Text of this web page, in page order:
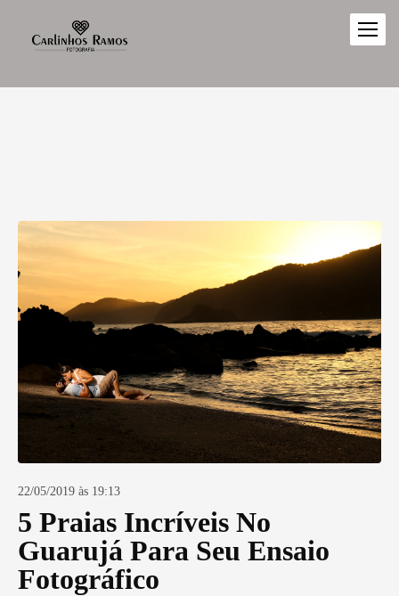
22/05/2019 às 19:13
5 Praias Incríveis No
Guarujá Para Seu Ensaio
Fotográfico